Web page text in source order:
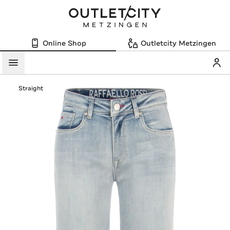
Online Shop Outletcity Metzingen
Menü
Straight